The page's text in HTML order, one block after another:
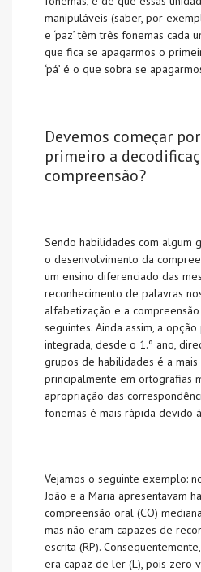
manipuláveis (saber, por
e ‘paz’ têm três fonemas cada
que fica se apagarmos o
‘pá’ é o que sobra se
Devemos começar
primeiro a
compreensão?
Sendo habilidades com algum
o desenvolvimento da
um ensino diferenciado das
reconhecimento de palavras
alfabetização e a
seguintes. Ainda assim, a
integrada, desde o 1.º ano,
grupos de habilidades é a mais
principalmente em ortografias
apropriação das
fonemas é mais rápida devido
Vejamos o seguinte exemplo:
João e a Maria apresentavam
compreensão oral (CO)
mas não eram capazes de
escrita (RP).
era capaz de ler (L), pois zero